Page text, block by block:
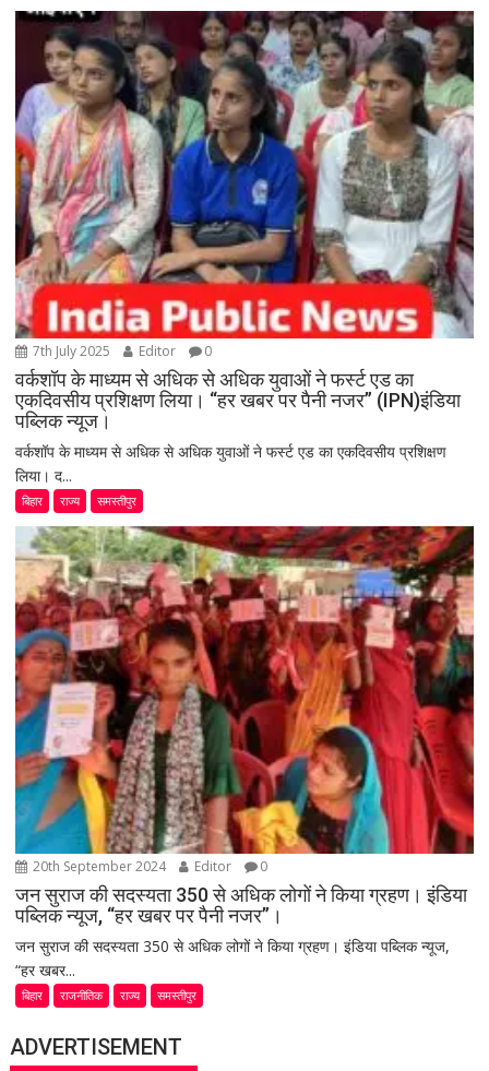
7th July 2025 Editor 0
वर्कशॉप के माध्यम से अधिक से अधिक युवाओं ने फर्स्ट एड का
एकदिवसीय प्रशिक्षण लिया। “हर खबर पर पैनी नजर” (IPN)इंडिया
पब्लिक न्यूज।
वर्कशॉप के माध्यम से अधिक से अधिक युवाओं ने फर्स्ट एड का एकदिवसीय प्रशिक्षण
लिया। द...
बिहार राज्य समस्तीपुर
20th September 2024 Editor 0
जन सुराज की सदस्यता 350 से अधिक लोगों ने किया ग्रहण। इंडिया
पब्लिक न्यूज, “हर खबर पर पैनी नजर”।
जन सुराज की सदस्यता 350 से अधिक लोगों ने किया ग्रहण। इंडिया पब्लिक न्यूज,
“हर खबर...
बिहार राजनीतिक राज्य समस्तीपुर
ADVERTISEMENT